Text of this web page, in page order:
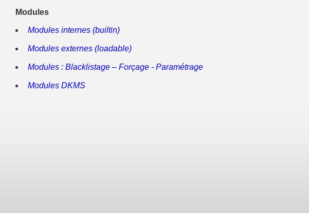
Modules
Modules internes (builtin)
Modules externes (loadable)
Modules : Blacklistage – Forçage - Paramétrage
Modules DKMS